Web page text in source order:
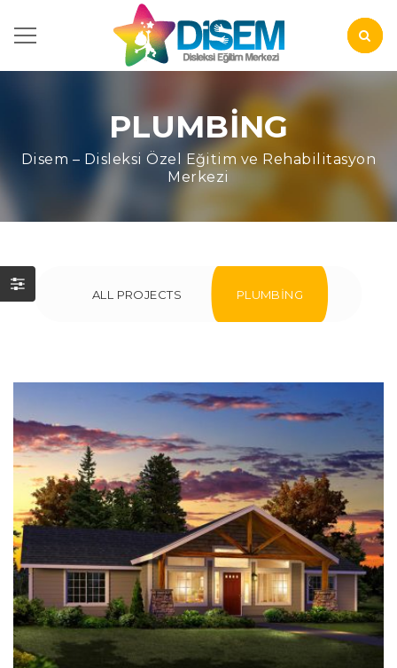
PLUMBING
Disem – Disleksi Özel Eğitim ve Rehabilitasyon
Merkezi
ALL PROJECTS PLUMBING
Miami House
Plumbing